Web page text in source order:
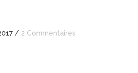
/ 2 Commentaires